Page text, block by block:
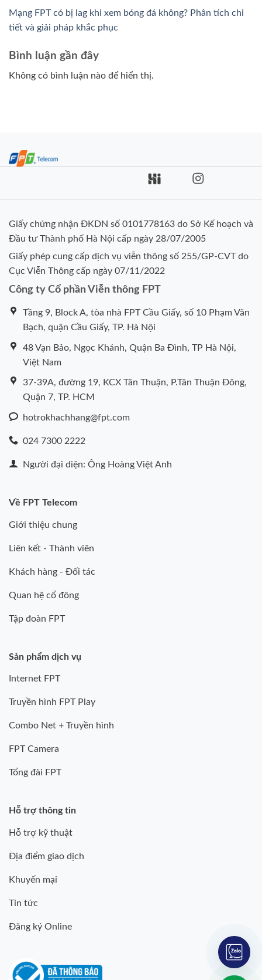
Mạng FPT có bị lag khi xem bóng đá không? Phân tích chi
tiết và giải pháp khắc phục
Bình luận gần đây
Không có bình luận nào để hiển thị.
Giấy chứng nhận ĐKDN số 0101778163 do Sở Kế hoạch và
Đầu tư Thành phố Hà Nội cấp ngày 28/07/2005
Giấy phép cung cấp dịch vụ viễn thông số 255/GP-CVT do
Cục Viễn Thông cấp ngày 07/11/2022
Công ty Cổ phần Viễn thông FPT
Tầng 9, Block A, tòa nhà FPT Cầu Giấy, số 10 Phạm Văn
Bạch, quận Cầu Giấy, TP. Hà Nội
48 Vạn Bảo, Ngọc Khánh, Quận Ba Đình, TP Hà Nội,
Việt Nam
37-39A, đường 19, KCX Tân Thuận, P.Tân Thuận Đông,
Quận 7, TP. HCM
hotrokhachhang@fpt.com
024 7300 2222
Người đại diện: Ông Hoàng Việt Anh
Về FPT Telecom
Giới thiệu chung
Liên kết - Thành viên
Khách hàng - Đối tác
Quan hệ cổ đông
Tập đoàn FPT
Sản phẩm dịch vụ
Internet FPT
Truyền hình FPT Play
Combo Net + Truyền hình
FPT Camera
Tổng đài FPT
Hỗ trợ thông tin
Hỗ trợ kỹ thuật
Địa điểm giao dịch
Khuyến mại
Tin tức
Đăng ký Online